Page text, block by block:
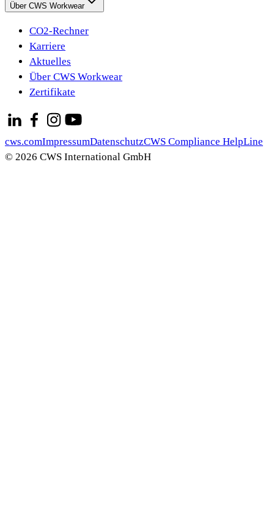
Über CWS Workwear
CO2-Rechner
Karriere
Aktuelles
Über CWS Workwear
Zertifikate
cws.comImpressumDatenschutzCWS Compliance HelpLine
© 2026 CWS International GmbH